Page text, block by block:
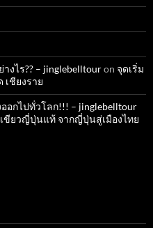
ไร?? – jinglebelltouron จุดเริ่ม
ชียงราย
อกไปทั่วโลก!!! – jinglebelltour
ขียวญี่ปุ่นแท้ จากญี่ปุ่นสู่เมืองไทย